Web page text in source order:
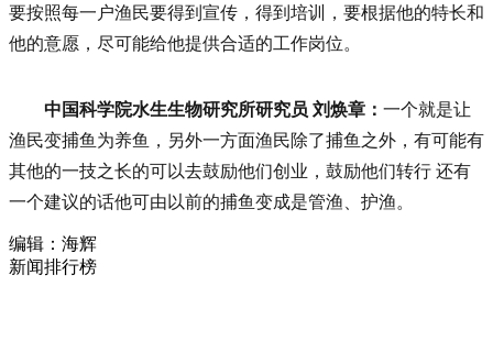
要按照每一户渔民要得到宣传，得到培训，要根据他的特长和
他的意愿，尽可能给他提供合适的工作岗位。
中国科学院水生生物研究所研究员 刘焕章： 一个就是让
渔民变捕鱼为养鱼，另外一方面渔民除了捕鱼之外，有可能有
其他的一技之长的可以去鼓励他们创业，鼓励他们转行 还有
一个建议的话他可由以前的捕鱼变成是管渔、护渔。
编辑：海辉
新闻排行榜